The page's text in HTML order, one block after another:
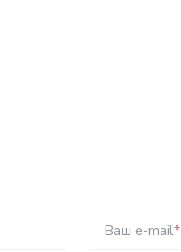
Ваш e-mail*